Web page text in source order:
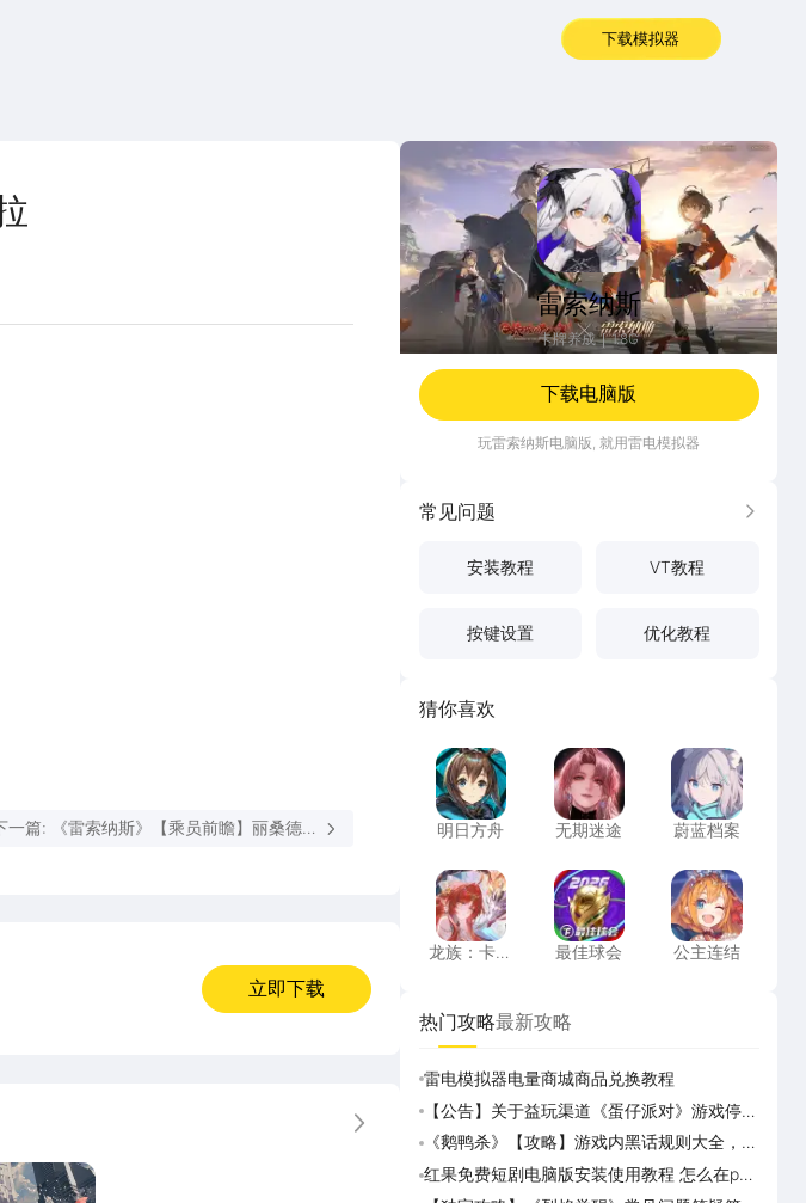
下载模拟器
一篇: 《雷索纳斯》【乘员前瞻】丽桑德拉
立即下载
更多
雷索纳斯
雷索纳斯
卡牌养成 1.8G
下载电脑版
玩雷索纳斯电脑版, 就用雷电模拟器
常见问题 更多
安装教程 VT教程
按键设置 优化教程
猜你喜欢
明日方舟
明日方舟
无期迷途
无期迷途
蔚蓝档案
蔚蓝档案
龙族：卡塞尔之门
龙族：卡塞
最佳球会
最佳球会
公主连结
公主连结
热门攻略最新攻略
雷电模拟器电量商城商品兑换教程
【公告】关于益玩渠道《蛋仔派对》游戏停运
转移通知
《鹅鸭杀》【攻略】游戏内黑话规则大全，萌
新速看
红果免费短剧电脑版安装使用教程 怎么在pc
端看红果免费短剧